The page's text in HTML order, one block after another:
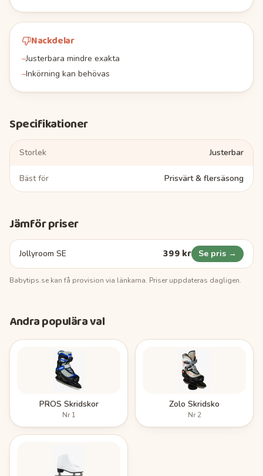
Nackdelar
–Justerbara mindre exakta
–Inkörning kan behövas
Specifikationer
Storlek Justerbar
Bäst för Prisvärt & flersäsong
Jämför priser
Jollyroom SE 399 kr Se pris →
Babytips.se kan få provision via länkarna. Priser uppdateras dagligen.
Andra populära val
PROS Skridskor
Nr1
Zolo Skridsko
Nr2